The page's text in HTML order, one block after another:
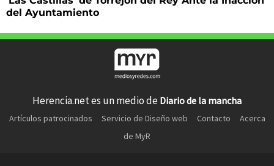
del Ayuntamiento
Herencia.net es un medio de Diario de la mancha
Artículos patrocinados Servicio de Diseño web Contacto
Acerca
de MyR